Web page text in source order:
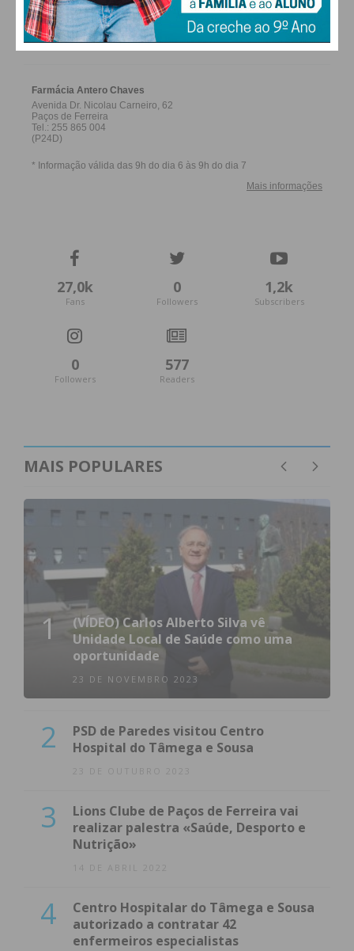
FARMACIAS DE SERVIÇO EM PAÇOS DE
FERREIRA
27,0k
Fans
0
Followers
1,2k
Subscribers
0
Followers
577
Readers
MAIS POPULARES
1
(VÍDEO) Carlos Alberto Silva vê
Unidade Local de Saúde como uma
oportunidade
23 DE NOVEMBRO 2023
2
PSD de Paredes visitou Centro
Hospital do Tâmega e Sousa
23 DE OUTUBRO 2023
3
Lions Clube de Paços de Ferreira vai
realizar palestra «Saúde, Desporto e
Nutrição»
14 DE ABRIL 2022
4
Centro Hospitalar do Tâmega e Sousa
autorizado a contratar 42
enfermeiros especialistas